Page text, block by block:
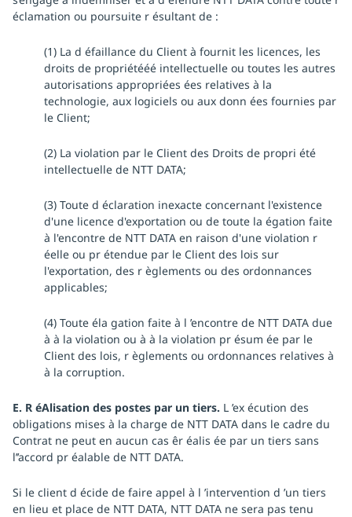
éclamation ou poursuite r ésultant de :
(1) La d éfaillance du Client à fournit les licences, les
droits de propriétééé intellectuelle ou toutes les autres
autorisations appropriées ées relatives à la
technologie, aux logiciels ou aux donn ées fournies par
le Client;
(2) La violation par le Client des Droits de propri été
intellectuelle de NTT DATA;
(3) Toute d éclaration inexacte concernant l'existence
d'une licence d'exportation ou de toute la égation faite
à l'encontre de NTT DATA en raison d'une violation r
éelle ou pr étendue par le Client des lois sur
l'exportation, des r èglements ou des ordonnances
applicables;
(4) Toute éla gation faite à l ’encontre de NTT DATA due
à à la violation ou à à la violation pr ésum ée par le
Client des lois, r èglements ou ordonnances relatives à
à la corruption.
E. R éAlisation des postes par un tiers. L ’ex écution des
obligations mises à la charge de NTT DATA dans le cadre du
Contrat ne peut en aucun cas êr éalis ée par un tiers sans
l’’accord pr éalable de NTT DATA.
Si le client d écide de faire appel à l ’intervention d ’un tiers
en lieu et place de NTT DATA, NTT DATA ne sera pas tenu